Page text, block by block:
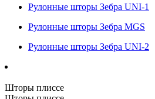
Рулонные шторы Зебра UNI-1
Рулонные шторы Зебра MGS
Рулонные шторы Зебра UNI-2
Шторы плиссе